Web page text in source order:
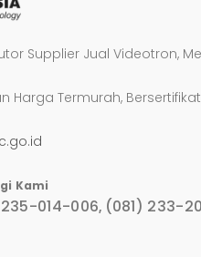
Supplier Jual Videotron,
Harga Termurah,
Kami
014-006, (081) 233-